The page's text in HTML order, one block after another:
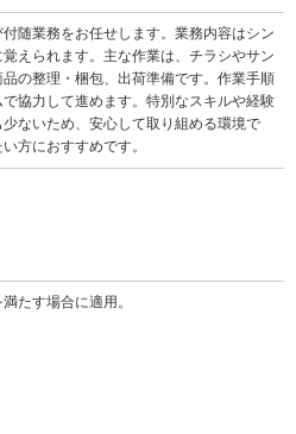
随業務をお任せします。業務内容はシン
えられます。主な作業は、チラシやサン
の整理・梱包、出荷準備です。作業手順
協力して進めます。特別なスキルや経験
ないため、安心して取り組める環境で
方におすすめです。
たす場合に適用。